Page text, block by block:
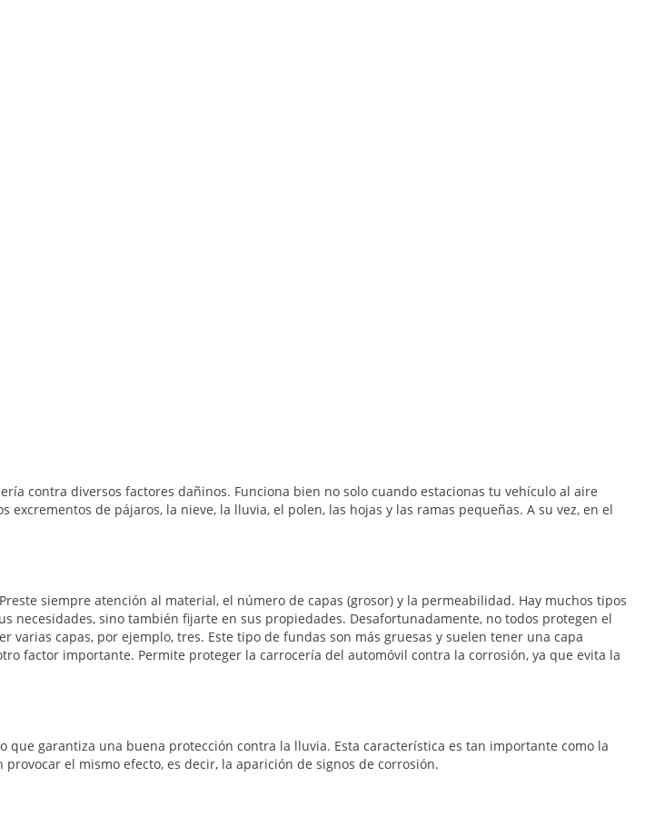
contra diversos factores dañinos. Funciona bien no solo cuando estacionas tu vehículo al aire
de pájaros, la nieve, la lluvia, el polen, las hojas y las ramas pequeñas. A su vez, en el
siempre atención al material, el número de capas (grosor) y la permeabilidad. Hay muchos tipos
sino también fijarte en sus propiedades. Desafortunadamente, no todos protegen el
capas, por ejemplo, tres. Este tipo de fundas son más gruesas y suelen tener una capa
factor importante. Permite proteger la carrocería del automóvil contra la corrosión, ya que evita la
garantiza una buena protección contra la lluvia. Esta característica es tan importante como la
el mismo efecto, es decir, la aparición de signos de corrosión.